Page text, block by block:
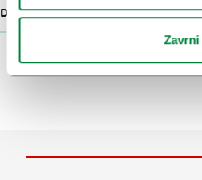
Zavrni
DOGODEK